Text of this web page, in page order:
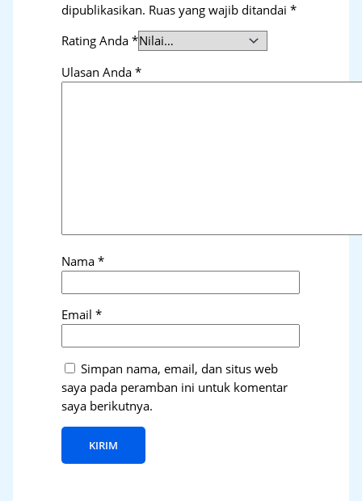
dipublikasikan. Ruas yang wajib ditandai*
Rating Anda*
Ulasan Anda*
Nama*
Email*
Simpan nama, email, dan situs web
saya pada peramban ini untuk komentar
saya berikutnya.